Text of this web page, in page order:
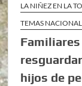
LA NIÑEZ EN LA
TEMAS
hijos de